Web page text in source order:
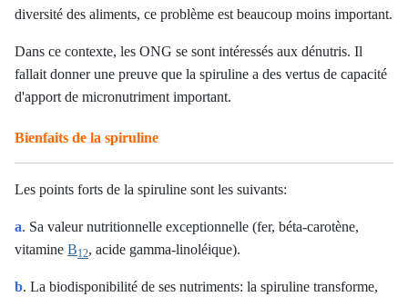
diversité des aliments, ce problème est beaucoup moins important.
Dans ce contexte, les ONG se sont intéressés aux dénutris. Il
fallait donner une preuve que la spiruline a des vertus de capacité
d'apport de micronutriment important.
Bienfaits de la spiruline
Les points forts de la spiruline sont les suivants:
a. Sa valeur nutritionnelle exceptionnelle (fer, béta-carotène,
vitamine B12, acide gamma-linoléique).
b. La biodisponibilité de ses nutriments: la spiruline transforme,